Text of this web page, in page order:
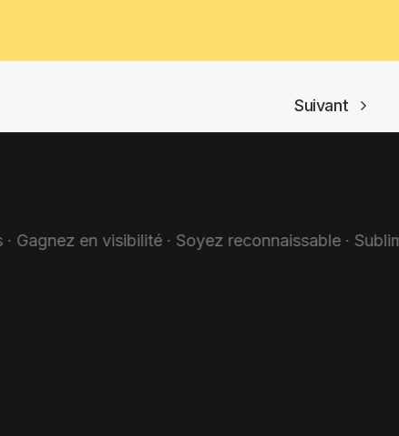
Suivant
reconnaissable · Sublimez votre image ·